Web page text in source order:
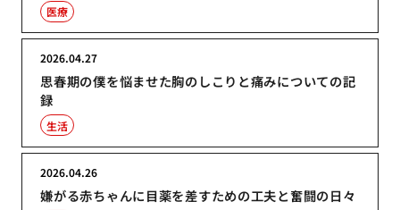
医療
思春期の僕を悩ませた胸のしこりと痛みについての記
録
2026.04.27
生活
嫌がる赤ちゃんに目薬を差すための工夫と奮闘の日々
2026.04.26